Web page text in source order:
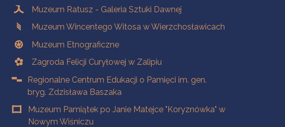
Muzeum Ratusz - Galeria Sztuki Dawnej
Muzeum Wincentego Witosa w Wierzchosławicach
Muzeum Etnograficzne
Zagroda Felicji Curyłowej w Zalipiu
Regionalne Centrum Edukacji o Pamięci im. gen.
bryg. Zdzisława Baszaka
Muzeum Pamiątek po Janie Matejce "Koryznówka" w
Nowym Wiśniczu